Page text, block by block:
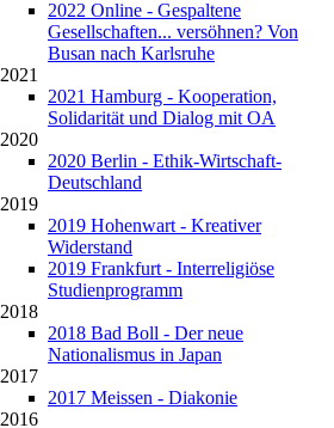
2022 Online - Gespaltene
Gesellschaften... versöhnen? Von
Busan nach Karlsruhe
2021
2021 Hamburg - Kooperation,
Solidarität und Dialog mit OA
2020
2020 Berlin - Ethik-Wirtschaft-
Deutschland
2019
2019 Hohenwart - Kreativer
Widerstand
2019 Frankfurt - Interreligiöse
Studienprogramm
2018
2018 Bad Boll - Der neue
Nationalismus in Japan
2017
2017 Meissen - Diakonie
2016